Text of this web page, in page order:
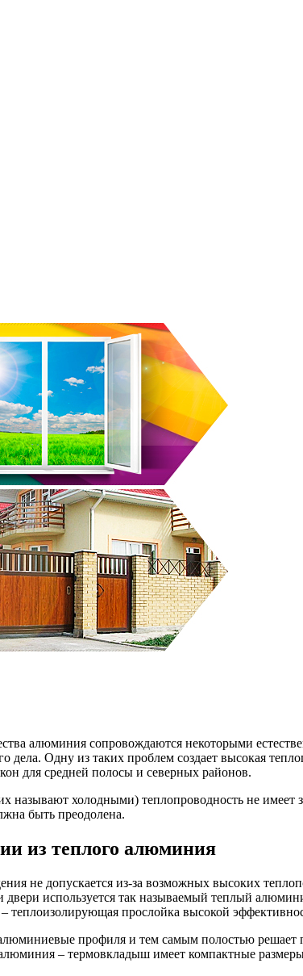
алюминия сопровождаются некоторыми
дела. Одну из таких проблем создает высокая
для средней полосы и северных районов.
называют холодными) теплопроводность не
быть преодолена.
из теплого алюминия
не допускается из-за возможных высоких
двери используется так называемый теплый
прослойка высокой
профиля и тем самым полостью
алюминия – термовкладыш имеет компактные